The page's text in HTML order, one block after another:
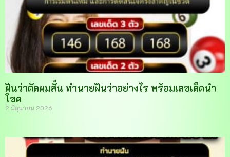
ฝันว่าตัดผมสั้น ทำนายฝันว่าอย่างไร พร้อมเลขเด็ดนำ
โชค
2 มิถุนายน 2026